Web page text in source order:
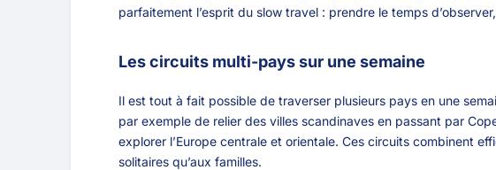
parfaitement l’esprit du slow travel : prendre le temps
Les circuits multi-pays sur une semaine
Il est tout à fait possible de traverser plusieurs pays en une
par exemple de relier des villes scandinaves en passant par
explorer l’Europe centrale et orientale. Ces circuits combinent
solitaires qu’aux familles.